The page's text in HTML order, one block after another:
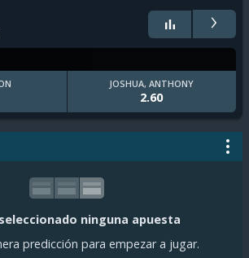
›
JOSHUA, ANTHONY
2.60
ninguna apuesta
predicción para empezar a jugar.